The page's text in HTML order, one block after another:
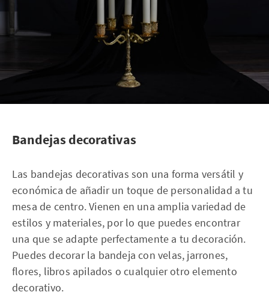
Bandejas decorativas
Las bandejas decorativas son una forma versátil y
económica de añadir un toque de personalidad a tu
mesa de centro. Vienen en una amplia variedad de
estilos y materiales, por lo que puedes encontrar
una que se adapte perfectamente a tu decoración.
Puedes decorar la bandeja con velas, jarrones,
flores, libros apilados o cualquier otro elemento
decorativo.